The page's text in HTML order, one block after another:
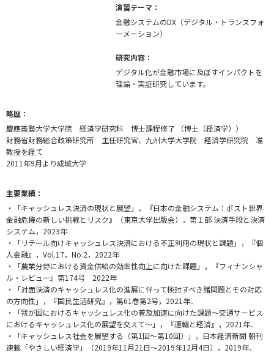
演習テーマ：
金融システムのDX（デジタル・トランスフォ
ーメーション）
研究内容：
デジタル化が金融市場に及ぼすインパクトを
理論・実証研究しています。
略歴：
慶應義塾大学大学院 経済学研究科 博士課程修了 （博士（経済学））
財務省財務総合政策研究所 主任研究官、九州大学大学院 経済学研究院 准
教授を経て
2011年9月より成城大学
主要業績：
・「キャッシュレス決済の現状と展望」，『日本の金融システム：ポスト世界
金融危機の新しい挑戦とリスク』（東京大学出版会），第１部 決済手段と決済
システム，2023年
・「リテール向けキャッシュレス決済における不正利用の現状と課題」，『個
人金融』，Vol.17，No.2，2022年
・「農業分野における資金供給の効率性向上に向けた課題」，『フィナンシャ
ル・レビュー』第174号 2022年
・「対面決済のキャッシュレス化の進展に伴って検討すべき諸問題とその対応
の方向性」，『国民生活研究』，第61巻第2号，2021年．
・「我が国におけるキャッシュレス化の普及加速に向けた課題～交通サービス
におけるキャッシュレス化の展望を交えて～」，『運輸と経済』，2021年．
・「キャッシュレス社会を展望する（第1回～第10回）」，日本経済新聞 朝刊
連載「やさしい経済学」（2019年11月21日～2019年12月4日），2019年．